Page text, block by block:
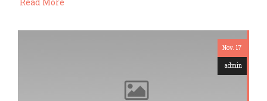
Read More
Nov. 17
admin